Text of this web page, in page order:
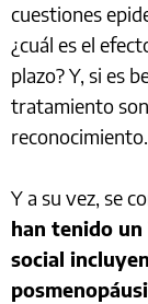
cuestiones
¿cuál es el
plazo? Y, si es
tratamiento
reconocimiento.
Y a su vez, se
han tenido
social